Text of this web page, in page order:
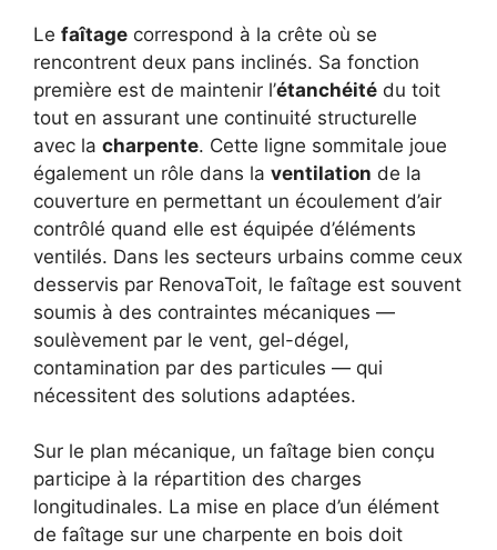
Le faîtage correspond à la crête où se
rencontrent deux pans inclinés. Sa fonction
première est de maintenir l’étanchéité du toit
tout en assurant une continuité structurelle
avec la charpente. Cette ligne sommitale joue
également un rôle dans la ventilation de la
couverture en permettant un écoulement d’air
contrôlé quand elle est équipée d’éléments
ventilés. Dans les secteurs urbains comme ceux
desservis par RenovaToit, le faîtage est souvent
soumis à des contraintes mécaniques —
soulèvement par le vent, gel-dégel,
contamination par des particules — qui
nécessitent des solutions adaptées.
Sur le plan mécanique, un faîtage bien conçu
participe à la répartition des charges
longitudinales. La mise en place d’un élément
de faîtage sur une charpente en bois doit